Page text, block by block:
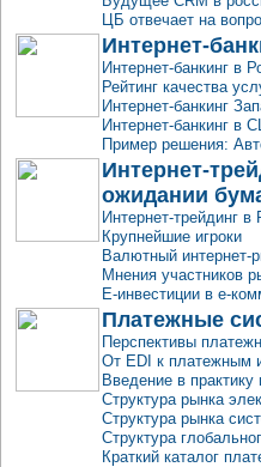
ЦБ отвечает на
Интернет-
Интернет-банкинг в
Рейтинг качества
Интернет-банкинг
Интернет-банкинг в
Пример решения:
Интернет-
ожидании
Интернет-трейдинг в
Крупнейшие игроки
Валютный интернет-
Мнения участников
E-инвестиции в e-
Платежные
Перспективы
От EDI к платежным
Введение в практику
Структура рынка
Структура рынка
Структура
Краткий каталог